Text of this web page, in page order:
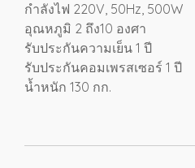
กำลังไฟ 220V, 50Hz, 500W
อุณหภูมิ 2 ถึง10 องศา
รับประกันความเย็น 1 ปี
รับประกันคอมเพรสเซอร์ 1 ปี
น้ำหนัก 130 กก.